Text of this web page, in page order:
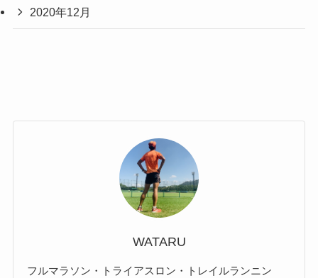
2020年12月
WATARU
フルマラソン・トライアスロン・トレイルランニン